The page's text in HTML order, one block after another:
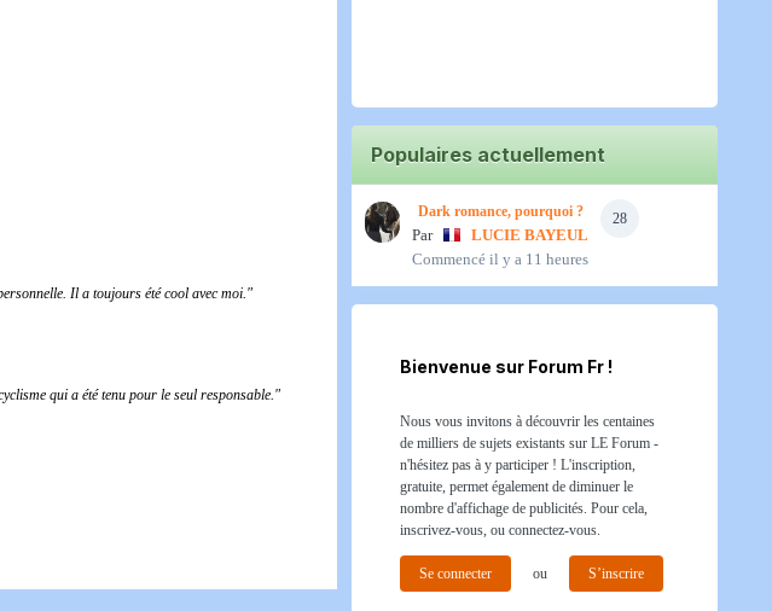
Il a toujours été cool avec moi."
qui a été tenu pour le seul responsable."
Populaires actuellement
28
Dark romance, pourquoi ?
Par
LUCIE BAYEUL
Commencé il y a 11 heures
Bienvenue sur Forum Fr !
Nous vous invitons à découvrir les centaines
de milliers de sujets existants sur LE Forum -
n'hésitez pas à y participer ! L'inscription,
gratuite, permet également de diminuer le
nombre d'affichage de publicités. Pour cela,
inscrivez-vous, ou connectez-vous.
Se connecter ou S’inscrire